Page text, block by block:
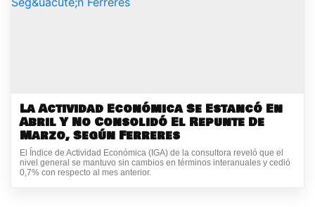
La Actividad Económica Se Estancó En
Abril Y No Consolidó El Repunte De
Marzo, Según Ferreres
El Índice de Actividad Económica (IGA) de la consultora reveló que el
nivel general se mantuvo sin cambios en términos interanuales y cedió
0,7% con respecto al mes anterior.